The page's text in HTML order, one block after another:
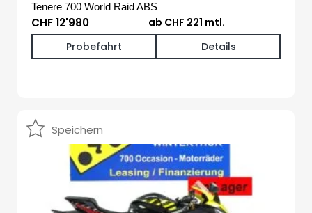
Tenere 700 World Raid ABS
CHF 12'980
ab CHF 221 mtl.
Probefahrt
Details
Speichern